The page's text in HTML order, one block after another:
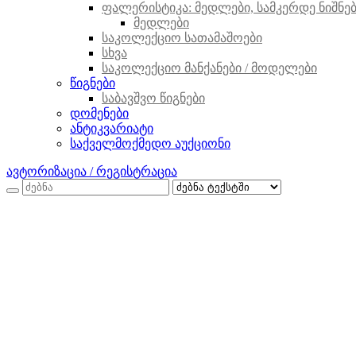
ფალერისტიკა: მედლები, სამკერდე
მედლები
საკოლექციო სათამაშოები
სხვა
საკოლექციო მანქანები / მოდელები
წიგნები
საბავშვო წიგნები
დომენები
ანტიკვარიატი
საქველმოქმედო აუქციონი
ავტორიზაცია / რეგისტრაცია